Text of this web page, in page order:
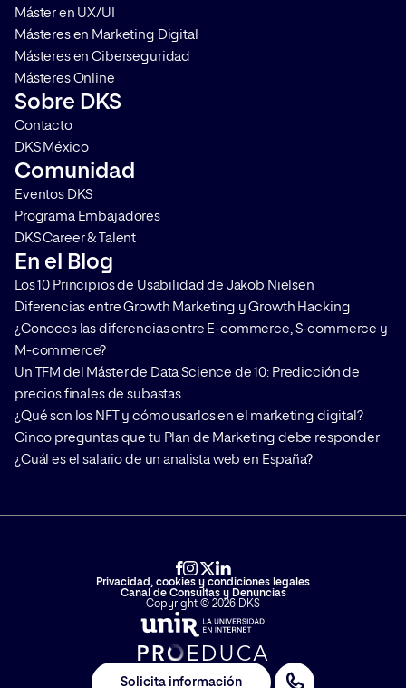
Máster en UX/UI
Másteres en Marketing Digital
Másteres en Ciberseguridad
Másteres Online
Sobre DKS
Contacto
DKS México
Comunidad
Eventos DKS
Programa Embajadores
DKS Career & Talent
En el Blog
Los 10 Principios de Usabilidad de Jakob Nielsen
Diferencias entre Growth Marketing y Growth Hacking
¿Conoces las diferencias entre E-commerce, S-commerce y
M-commerce?
Un TFM del Máster de Data Science de 10: Predicción de
precios finales de subastas
¿Qué son los NFT y cómo usarlos en el marketing digital?
Cinco preguntas que tu Plan de Marketing debe responder
¿Cuál es el salario de un analista web en España?
Privacidad, cookies y condiciones legales
Canal de Consultas y Denuncias
Copyright © 2026 DKS
Solicita información